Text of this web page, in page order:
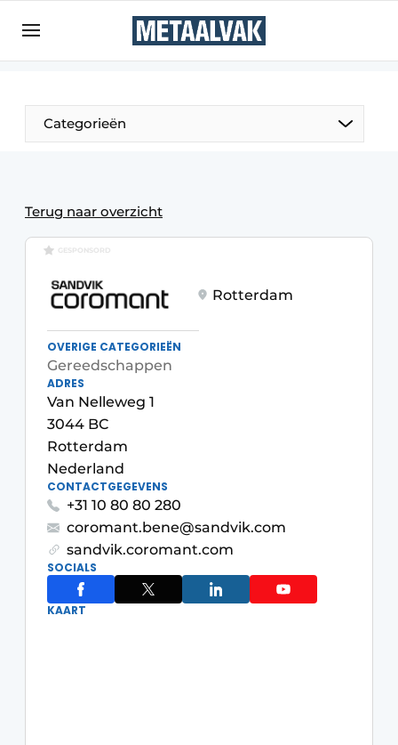
Bedrijven
Contact
Eigen content aanleveren
Evenement aanmelden
Meest gelezen
Nieuwsbrief
Podcasts
Privacy / Cookie statement
Vacature aanmelden
Vacatures
Video’s
Categorieën
Terug naar overzicht
GESPONSORD
Rotterdam
OVERIGE CATEGORIEËN
Gereedschappen
ADRES
Van Nelleweg 1
3044 BC
Rotterdam
Nederland
CONTACTGEGEVENS
+31 10 80 80 280
coromant.bene@sandvik.com
sandvik.coromant.com
SOCIALS
KAART